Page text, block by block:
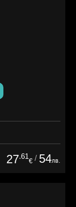
27.61
€ / 54лв.